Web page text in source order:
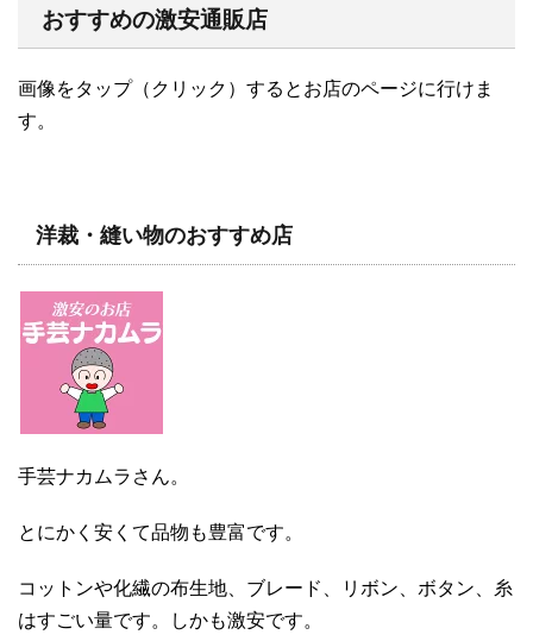
おすすめの激安通販店
画像をタップ（クリック）するとお店のページに行けま
す。
洋裁・縫い物のおすすめ店
手芸ナカムラさん。
とにかく安くて品物も豊富です。
コットンや化繊の布生地、ブレード、リボン、ボタン、糸
はすごい量です。しかも激安です。